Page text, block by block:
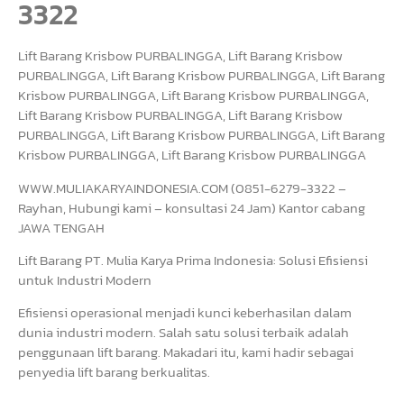
3322
Lift Barang Krisbow PURBALINGGA, Lift Barang Krisbow
PURBALINGGA, Lift Barang Krisbow PURBALINGGA, Lift Barang
Krisbow PURBALINGGA, Lift Barang Krisbow PURBALINGGA,
Lift Barang Krisbow PURBALINGGA, Lift Barang Krisbow
PURBALINGGA, Lift Barang Krisbow PURBALINGGA, Lift Barang
Krisbow PURBALINGGA, Lift Barang Krisbow PURBALINGGA
WWW.MULIAKARYAINDONESIA.COM (0851-6279-3322 –
Rayhan, Hubungi kami – konsultasi 24 Jam) Kantor cabang
JAWA TENGAH
Lift Barang PT. Mulia Karya Prima Indonesia: Solusi Efisiensi
untuk Industri Modern
Efisiensi operasional menjadi kunci keberhasilan dalam
dunia industri modern. Salah satu solusi terbaik adalah
penggunaan lift barang. Makadari itu, kami hadir sebagai
penyedia lift barang berkualitas.